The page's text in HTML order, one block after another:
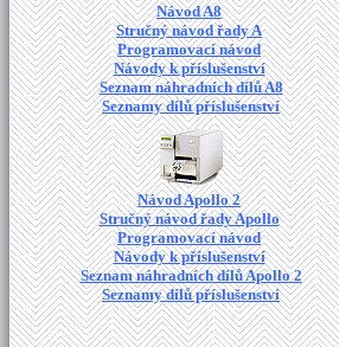
Návod A8
Stručný návod řady A
Programovací návod
Návody k příslušenství
Seznam náhradních dílů A8
Seznamy dílů příslušenství
Návod Apollo 2
Stručný návod řady Apollo
Programovací návod
Návody k příslušenství
Seznam náhradních dílů Apollo 2
Seznamy dílů příslušenství